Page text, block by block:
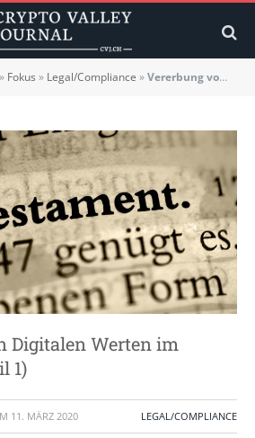
» Fokus » Legal/Compliance »Vererbung von Digitalen Werten im Todesfall? (Teil 1)
Digitalen Werten im
1)
11. MÄRZ 2020 LEGAL/COMPLIANCE